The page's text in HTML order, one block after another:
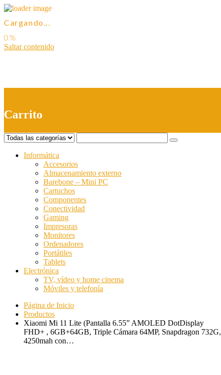
Cargando...
Saltar contenido
Carrito
Informática
Accesorios
Almacenamiento externo
Barebone – Mini PC
Cartuchos
Componentes
Conectividad
Gaming
Impresoras
Monitores
Ordenadores
Portátiles
Tablets
Electrónica
TV, vídeo y home cinema
Móviles y telefonía
Página de Inicio
Productos
Xiaomi Mi 11 Lite (Pantalla 6.55” AMOLED DotDisplay
FHD+ , 6GB+64GB, Triple Cámara 64MP, Snapdragon 732G,
4250mah con…